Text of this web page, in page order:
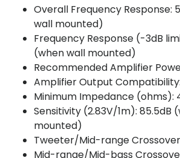
Overall Frequency Response:
wall mounted)
Frequency Response (-3dB
(when wall mounted)
Recommended Amplifier
Amplifier Output
Minimum Impedance (ohms):
Sensitivity (2.83V/1m): 85.5dB
mounted)
Tweeter/Mid-range Crossover
Mid-range/Mid-bass